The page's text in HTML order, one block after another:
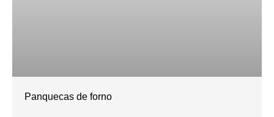
Panquecas de forno